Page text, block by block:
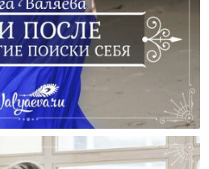
Долгие Поиски Себя